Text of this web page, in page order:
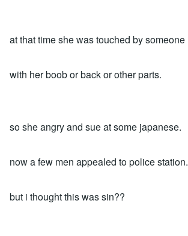
at that time she was touched by someone
with her boob or back or other parts.
so she angry and sue at some japanese.
now a few men appealed to police station.
but i thought this was sin??